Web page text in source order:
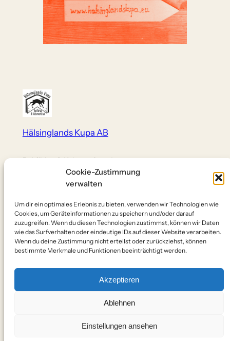
Cookie-Zustimmung
verwalten
Um dir ein optimales Erlebnis zu bieten, verwenden wir Technologien wie
Cookies, um Geräteinformationen zu speichern und/oder darauf
zuzugreifen. Wenn du diesen Technologien zustimmst, können wir Daten
wie das Surfverhalten oder eindeutige IDs auf dieser Website verarbeiten.
Wenn du deine Zustimmung nicht erteilst oder zurückziehst, können
bestimmte Merkmale und Funktionen beeinträchtigt werden.
Akzeptieren
Ablehnen
Einstellungen ansehen
Hälsinglands Kupa AB
Bokförlag & Kulturverkstad
Team
Kontakt
Datenschutz
Impressum
Datenschutz
Cookies
Rückgaben
Instagram
Facebook
​© Hälsinglands Kupa AB
www.halsinglandskupa.eu
Aktiebolag Org. No 559452-0438